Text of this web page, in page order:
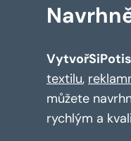
textilu,
můžete
rychlým a